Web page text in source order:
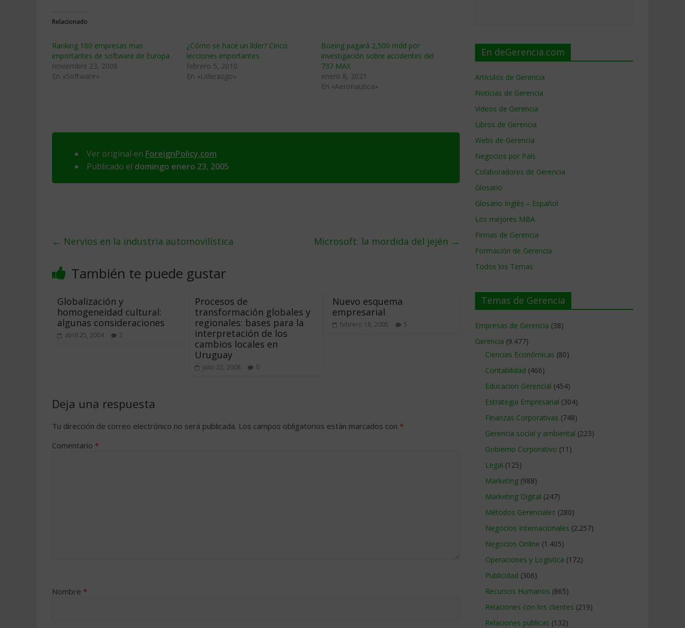
Relacionado
Ranking 100 empresas mas
importantes de software de Europa
noviembre 23, 2008
En «Software»
¿Cómo se hace un líder? Cinco
lecciones importantes
febrero 5, 2010
En «Liderazgo»
Boeing pagará 2,500 mdd por
investigación sobre accidentes del
737 MAX
enero 8, 2021
En «Aeronautica»
Ver original en ForeignPolicy.com
Publicado el domingo enero 23, 2005
← Nervios en la industria automovilística Microsoft: la mordida del jején →
También te puede gustar
Globalización y
homogeneidad cultural:
algunas consideraciones
abril 25, 2004 2
Procesos de
transformación globales y
regionales: bases para la
interpretación de los
cambios locales en
Uruguay
julio 22, 2008 0
Nuevo esquema
empresarial
febrero 18, 2005 5
Deja una respuesta
Tu dirección de correo electrónico no será publicada. Los campos obligatorios están marcados con *
Comentario *
Nombre *
En deGerencia.com
Artículos de Gerencia
Noticias de Gerencia
Videos de Gerencia
Libros de Gerencia
Webs de Gerencia
Negocios por País
Colaboradores de Gerencia
Glosario
Glosario Inglés – Español
Los mejores MBA
Firmas de Gerencia
Formación de Gerencia
Todos los Temas
Temas de Gerencia
Empresas de Gerencia (38)
Gerencia (9.477)
Ciencias Económicas (80)
Contabilidad (466)
Educacion Gerencial (454)
Estrategia Empresarial (304)
Finanzas Corporativas (748)
Gerencia social y ambiental (223)
Gobierno Corporativo (11)
Legal (125)
Marketing (988)
Marketing Digital (247)
Métodos Gerenciales (280)
Negocios Internacionales (2.257)
Negocios Online (1.405)
Operaciones y Logística (172)
Publicidad (306)
Recursos Humanos (865)
Relaciones con los clientes (219)
Relaciones publicas (132)